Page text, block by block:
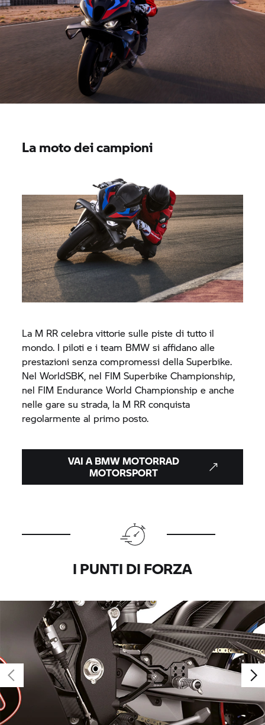
La moto dei campioni
La M RR celebra vittorie sulle piste di tutto il
mondo. I piloti e i team BMW si affidano alle
prestazioni senza compromessi della Superbike.
Nel WorldSBK, nel FIM Superbike Championship,
nel FIM Endurance World Championship e anche
nelle gare su strada, la M RR conquista
regolarmente al primo posto.
VAI A BMW MOTORRAD
MOTORSPORT
I PUNTI DI FORZA